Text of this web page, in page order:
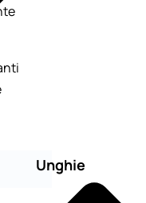
Unghie